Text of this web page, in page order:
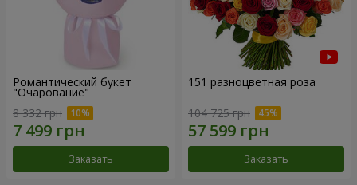
Романтический букет
"Очарование"
8 332 грн
Заказать
151 разноцветная роза
104 725 грн
Заказать